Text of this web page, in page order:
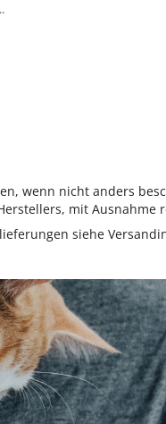
wenn nicht anders
mit Ausnahme
siehe